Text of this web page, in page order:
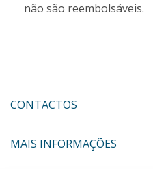
não são reembolsáveis.
CONTACTOS
MAIS INFORMAÇÕES